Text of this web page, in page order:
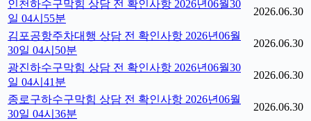
인천하수구막힘 상담 전 확인사항 2026년06월30
일 04시55분
2026.06.30
김포공항주차대행 상담 전 확인사항 2026년06월
30일 04시50분
2026.06.30
광진하수구막힘 상담 전 확인사항 2026년06월30
일 04시41분
2026.06.30
종로구하수구막힘 상담 전 확인사항 2026년06월
30일 04시36분
2026.06.30